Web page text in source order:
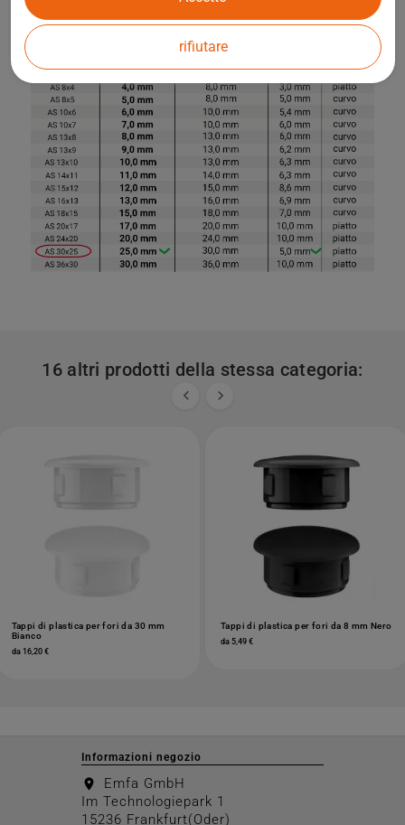
16 altri prodotti della stessa categoria:
 
Tappi di plastica per fori da 30 mm
Bianco
da 16,20 €
Tappi di plastica per fori da 8 mm Nero
da 5,49 €
rifiutare
Informazioni negozio
location_on
Emfa GmbH
Im Technologiepark 1
15236 Frankfurt(Oder)